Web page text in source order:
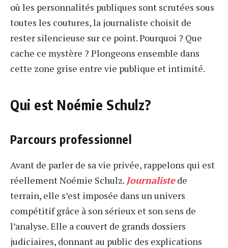
où les personnalités publiques sont scrutées sous
toutes les coutures, la journaliste choisit de
rester silencieuse sur ce point. Pourquoi ? Que
cache ce mystère ? Plongeons ensemble dans
cette zone grise entre vie publique et intimité.
Qui est Noémie Schulz?
Parcours professionnel
Avant de parler de sa vie privée, rappelons qui est
réellement Noémie Schulz. Journalistede
terrain, elle s’est imposée dans un univers
compétitif grâce à son sérieux et son sens de
l’analyse. Elle a couvert de grands dossiers
judiciaires, donnant au public des explications